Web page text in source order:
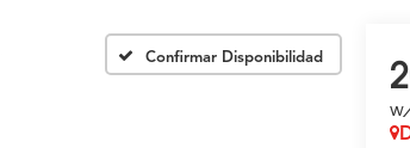
Confirmar Disponibilidad